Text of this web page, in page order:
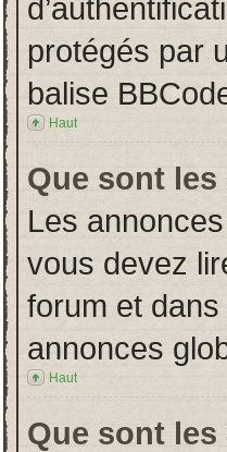
protégés par
balise
Haut
Que sont
Les
vous devez
forum et dans
annonces
Haut
Que sont